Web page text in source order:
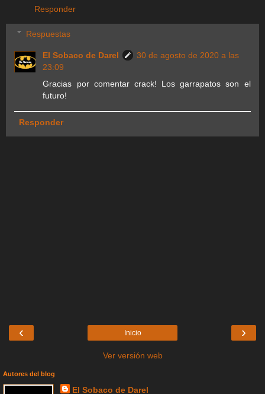
Responder
Respuestas
El Sobaco de Darel
30 de agosto de 2020 a las
23:09
Gracias por comentar crack! Los garrapatos son el
futuro!
Responder
‹ ›
Inicio
Ver versión web
Autores del blog
El Sobaco de Darel